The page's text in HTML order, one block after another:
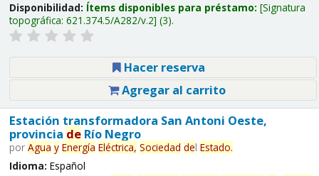
Disponibilidad: Ítems disponibles para préstamo: Signatura
topográfica: 621.374.5/A282/v.2 (3).
Hacer reserva
Agregar al carrito
Estación transformadora San Antoni Oeste,
provincia deRío Negro
por Agua y Energía Eléctrica, Sociedad del Estado.
Idioma: Español